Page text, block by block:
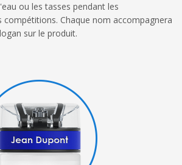
ou les tasses pendant les
compétitions. Chaque nom accompagnera
sur le produit.